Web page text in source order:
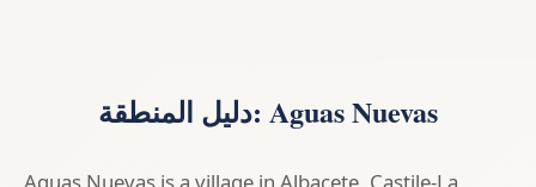
دليل المنطقة: Aguas Nuevas
Aguas Nuevas is a village in Albacete, Castile-La